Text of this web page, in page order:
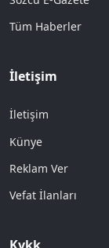
Tüm Haberler
İletişim
İletişim
Künye
Reklam Ver
Vefat İlanları